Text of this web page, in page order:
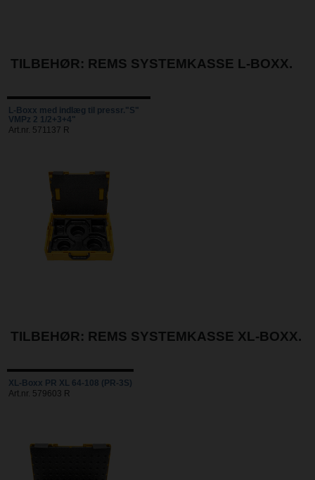
TILBEHØR: REMS SYSTEMKASSE L-BOXX.
L-Boxx med indlæg til pressr."S"
VMPz 2 1/2+3+4"
Art.nr. 571137 R
TILBEHØR: REMS SYSTEMKASSE XL-BOXX.
XL-Boxx PR XL 64-108 (PR-3S)
Art.nr. 579603 R